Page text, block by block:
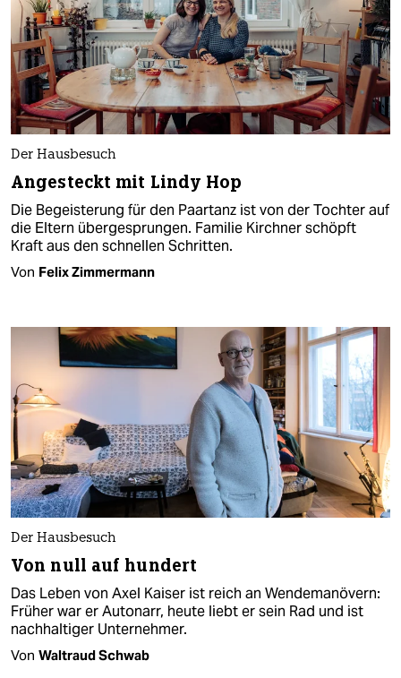
Der Hausbesuch
Angesteckt mit Lindy Hop
Die Begeisterung für den Paartanz ist von der Tochter auf
die Eltern übergesprungen. Familie Kirchner schöpft
Kraft aus den schnellen Schritten.
Von Felix Zimmermann
Der Hausbesuch
Von null auf hundert
Das Leben von Axel Kaiser ist reich an Wendemanövern:
Früher war er Autonarr, heute liebt er sein Rad und ist
nachhaltiger Unternehmer.
Von Waltraud Schwab